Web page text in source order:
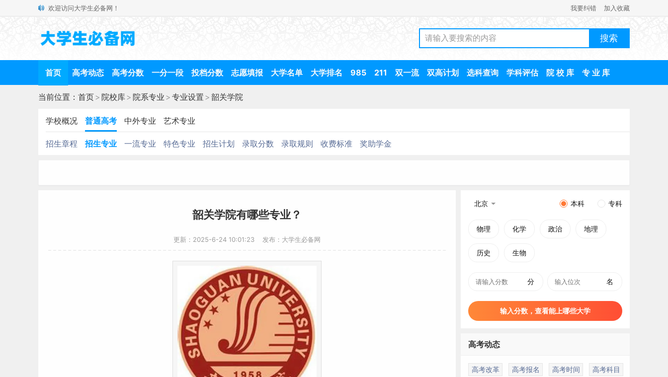
欢迎访问大学生必备网！ 我要纠错 加入收藏
首页 高考动态 高考分数 一分一段 投档分数 志愿填报 大学名单 大学排名 985 211 双一流 双高计划 选科查询 学科评估 院 校 库 专 业 库
当前位置： 首页> 院校库> 院系专业 > 专业设置 > 韶关学院
学校概况 普通高考 中外专业 艺术专业
招生章程 招生专业 一流专业 特色专业 招生计划 录取分数 录取规则 收费标准 奖助学金
韶关学院有哪些专业？
更新：2025-6-24 10:01:23 发布：大学生必备网
北京 本科 专科
物理 化学 政治 地理
历史 生物
分 名
输入分数，查看能上哪些大学
高考动态
高考改革 高考报名 高考时间 高考科目